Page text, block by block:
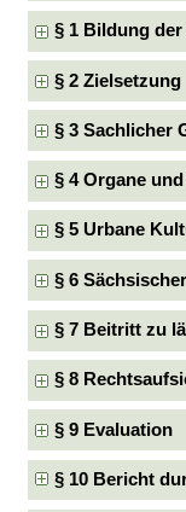
§ 1 Bildung
§ 2 Zielsetzung
§ 3 Sachlicher
§ 4 Organe
§ 5 Urbane
§ 6
§ 7 Beitritt zu
§ 8
§ 9 Evaluation
§ 10 Bericht